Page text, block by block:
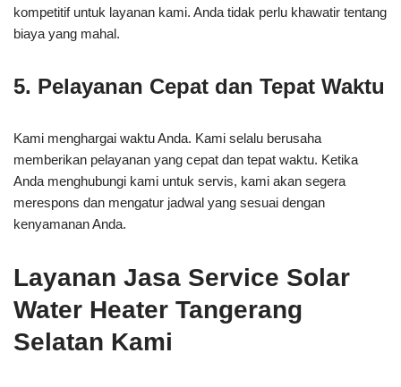
kompetitif untuk layanan kami. Anda tidak perlu khawatir tentang
biaya yang mahal.
5. Pelayanan Cepat dan Tepat Waktu
Kami menghargai waktu Anda. Kami selalu berusaha
memberikan pelayanan yang cepat dan tepat waktu. Ketika
Anda menghubungi kami untuk servis, kami akan segera
merespons dan mengatur jadwal yang sesuai dengan
kenyamanan Anda.
Layanan Jasa Service Solar
Water Heater Tangerang
Selatan Kami